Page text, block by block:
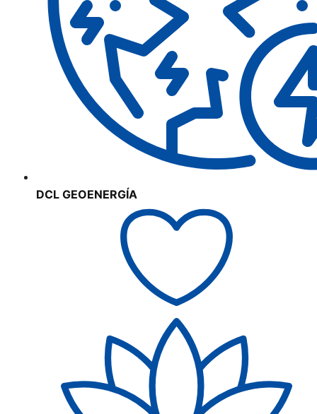
DCL GEOENERGÍA